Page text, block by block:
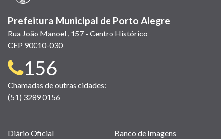
Prefeitura Municipal de Porto Alegre
Rua João Manoel , 157 - Centro Histórico
CEP 90010-030
Telefone
para
contato:
156
Chamadas de outras cidades:
(51) 3289 0156
Links
Diário Oficial Banco de Imagens